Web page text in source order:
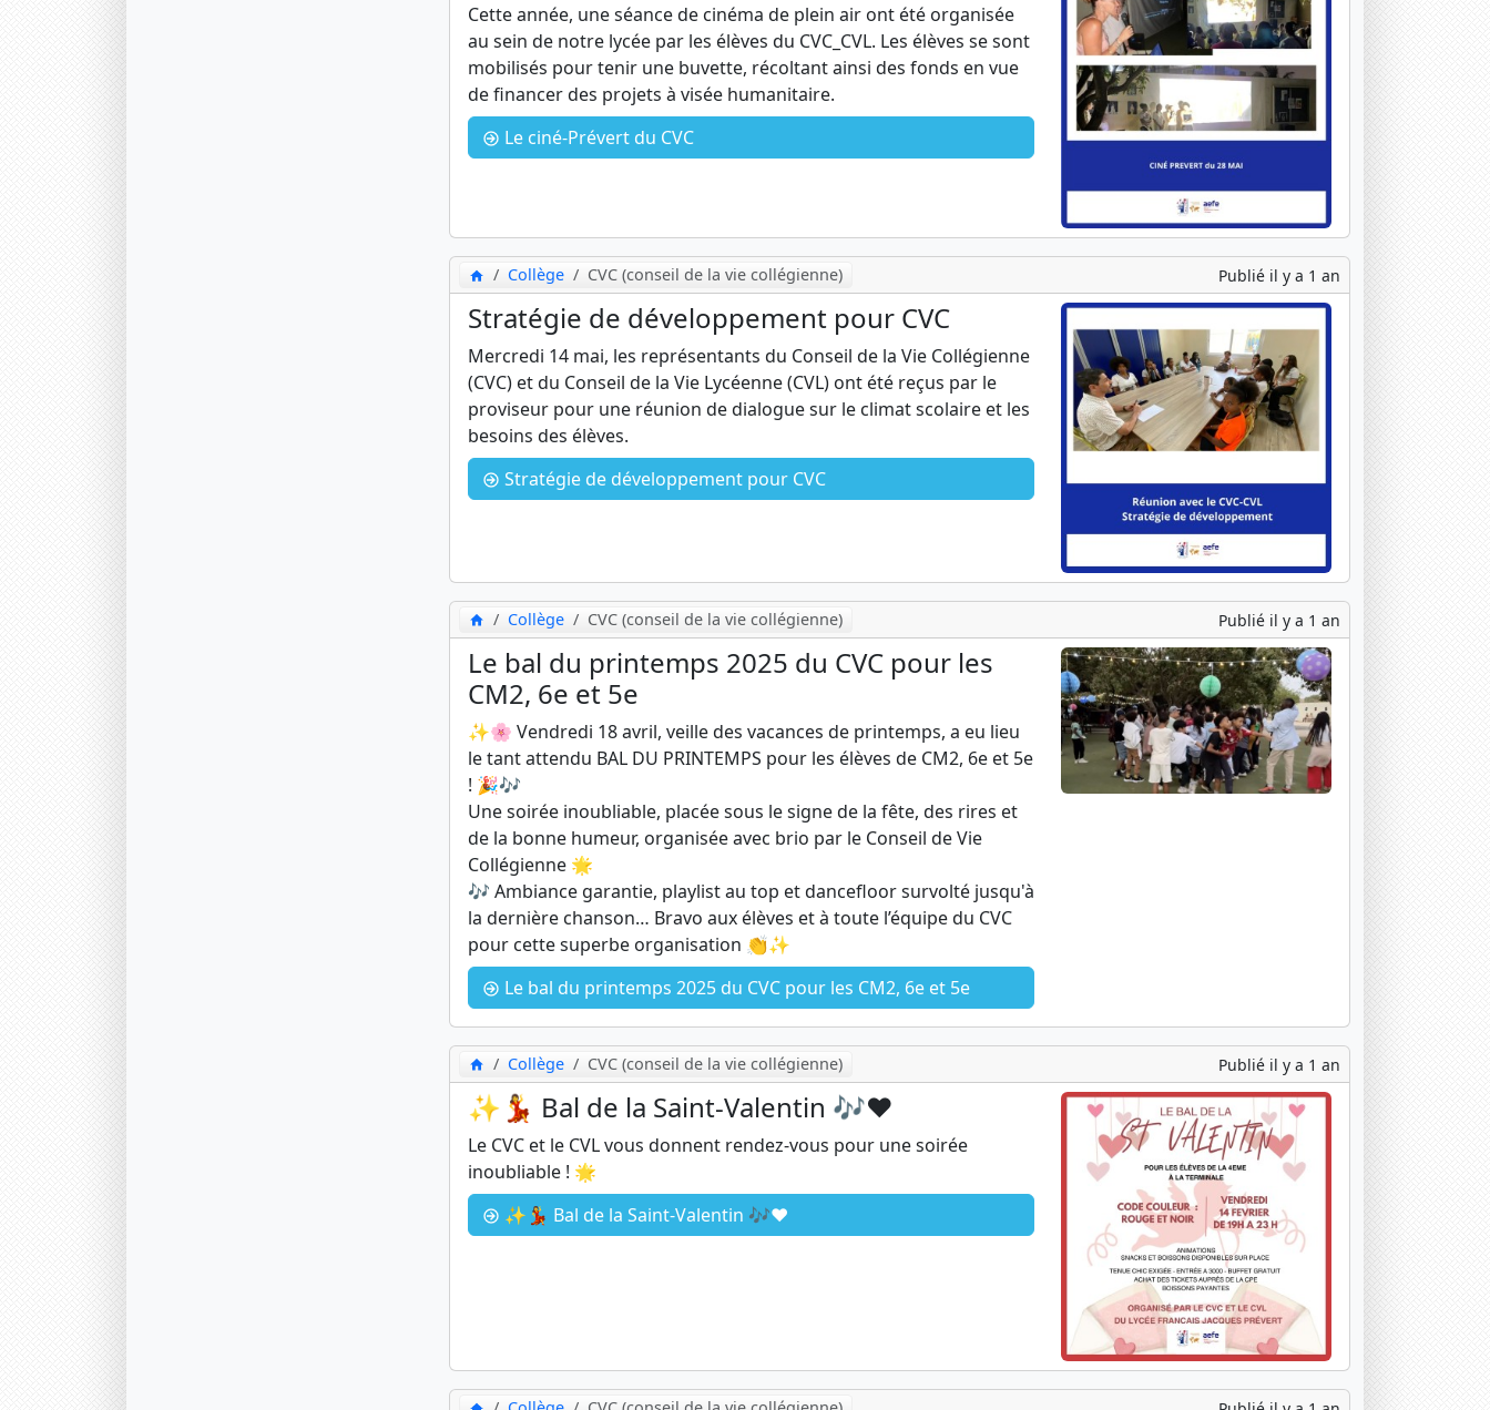
Cette année, une séance de cinéma de plein air ont été organisée
au sein de notre lycée par les élèves du CVC_CVL. Les élèves se sont
mobilisés pour tenir une buvette, récoltant ainsi des fonds en vue
de financer des projets à visée humanitaire.
Le ciné-Prévert du CVC
Collège CVC (conseil de la vie collégienne) Publié il y a 1 an
Stratégie de développement pour CVC
Mercredi 14 mai, les représentants du Conseil de la Vie Collégienne
(CVC) et du Conseil de la Vie Lycéenne (CVL) ont été reçus par le
proviseur pour une réunion de dialogue sur le climat scolaire et les
besoins des élèves.
Stratégie de développement pour CVC
Collège CVC (conseil de la vie collégienne) Publié il y a 1 an
Le bal du printemps 2025 du CVC pour les
CM2, 6e et 5e
✨🌸 Vendredi 18 avril, veille des vacances de printemps, a eu lieu
le tant attendu BAL DU PRINTEMPS pour les élèves de CM2, 6e et 5e
! 🎉🎶
Une soirée inoubliable, placée sous le signe de la fête, des rires et
de la bonne humeur, organisée avec brio par le Conseil de Vie
Collégienne 🌟
🎶 Ambiance garantie, playlist au top et dancefloor survolté jusqu'à
la dernière chanson… Bravo aux élèves et à toute l’équipe du CVC
pour cette superbe organisation 👏✨
Le bal du printemps 2025 du CVC pour les CM2, 6e et 5e
Collège CVC (conseil de la vie collégienne) Publié il y a 1 an
✨💃 Bal de la Saint-Valentin 🎶❤️
Le CVC et le CVL vous donnent rendez-vous pour une soirée
inoubliable ! 🌟
✨💃 Bal de la Saint-Valentin 🎶❤️